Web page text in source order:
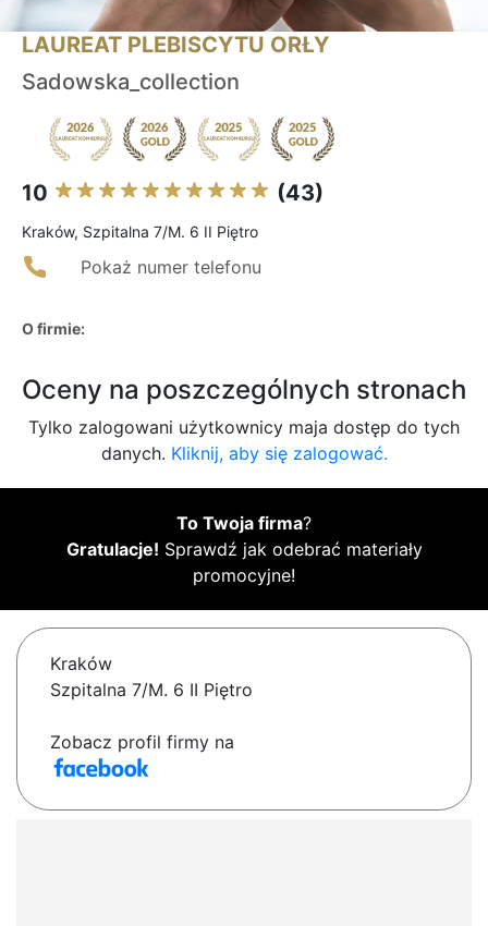
LAUREAT PLEBISCYTU ORŁY
Sadowska_collection
10 (43)
Kraków, Szpitalna 7/M. 6 II Piętro
Pokaż numer telefonu
O firmie:
Oceny na poszczególnych stronach
Tylko zalogowani użytkownicy maja dostęp do tych
danych. Kliknij, aby się zalogować.
To Twoja firma?
Gratulacje! Sprawdź jak odebrać materiały
promocyjne!
Kraków
Szpitalna 7/M. 6 II Piętro
Zobacz profil firmy na